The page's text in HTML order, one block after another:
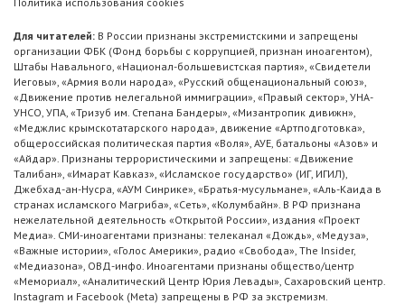
Для читателей: В России признаны экстремистскими и запрещены
организации ФБК (Фонд борьбы с коррупцией, признан иноагентом),
Штабы Навального, «Национал-большевистская партия», «Свидетели
Иеговы», «Армия воли народа», «Русский общенациональный союз»,
«Движение против нелегальной иммиграции», «Правый сектор», УНА-
УНСО, УПА, «Тризуб им. Степана Бандеры», «Мизантропик дивижн»,
«Меджлис крымскотатарского народа», движение «Артподготовка»,
общероссийская политическая партия «Воля», АУЕ, батальоны «Азов» и
«Айдар». Признаны террористическими и запрещены: «Движение
Талибан», «Имарат Кавказ», «Исламское государство» (ИГ, ИГИЛ),
Джебхад-ан-Нусра, «АУМ Синрике», «Братья-мусульмане», «Аль-Каида в
странах исламского Магриба», «Сеть», «Колумбайн». В РФ признана
нежелательной деятельность «Открытой России», издания «Проект
Медиа». СМИ-иноагентами признаны: телеканал «Дождь», «Медуза»,
«Важные истории», «Голос Америки», радио «Свобода», The Insider,
«Медиазона», ОВД-инфо. Иноагентами признаны общество/центр
«Мемориал», «Аналитический Центр Юрия Левады», Сахаровский центр.
Instagram и Facebook (Metа) запрещены в РФ за экстремизм.